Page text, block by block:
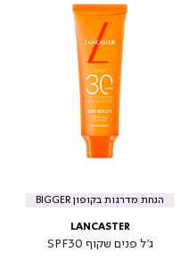
הנחת מדרגות בקופון BIGGER
LANCASTER
ג'ל פנים שקוף SPF30